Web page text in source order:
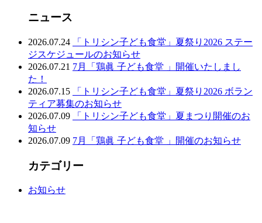
ニュース
2026.07.24
「トリシン子ども食堂」夏祭り2026 ステー
ジスケジュールのお知らせ
2026.07.21 7月「鶏眞 子ども食堂 」開催いたしまし
た！
2026.07.15
「トリシン子ども食堂」夏祭り2026 ボラン
ティア募集のお知らせ
2026.07.09
「トリシン子ども食堂」夏まつり開催のお
知らせ
2026.07.09 7月「鶏眞 子ども食堂 」開催のお知らせ
カテゴリー
お知らせ